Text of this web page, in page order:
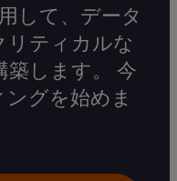
して、データ
リティカルな
築します。 今
グを始めま